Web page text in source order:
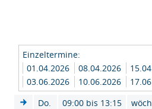
Einzeltermine:
01.04.2026
08.04.2026
03.06.2026
10.06.2026
Do.
09:00 bis 13:15